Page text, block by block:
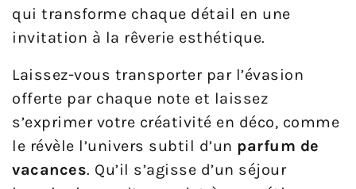
qui transforme chaque détail en une
invitation à la rêverie esthétique.
Laissez-vous transporter par l’évasion
offerte par chaque note et laissez
s’exprimer votre créativité en déco, comme
le révèle l’univers subtil d’un parfum de
vacances. Qu’il s’agisse d’un séjour